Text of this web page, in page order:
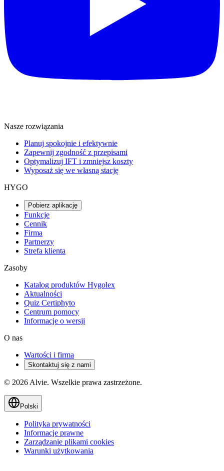
Nasze rozwiązania
Planuj spokojnie i efektywnie
Zapewnij zgodność z przepisami
Optymalizuj IFT i zmniejsz koszty
Wyposaż się we własną stację
HYGO
Pobierz aplikację
Funkcje
Cennik
Firma
Partnerzy
Strefa klienta
Zasoby
Katalog produktów Hygolex
Aktualności
Quiz Certiphyto
Centrum pomocy
Informacje o wersji
O nas
Wartości i firma
Skontaktuj się z nami
© 2026 Alvie. Wszelkie prawa zastrzeżone.
Polski
Polityka prywatności
Informacje prawne
Zarządzanie plikami cookies
Warunki użytkowania